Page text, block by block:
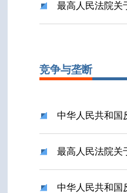
最高人民法院关
竞争与垄断
中华人民共和国
最高人民法院关
中华人民共和国